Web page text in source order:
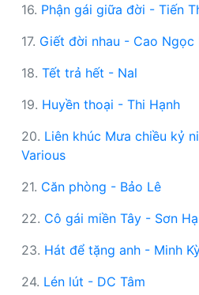
16. Phận gái giữa đời - Tiến
17. Giết đời nhau - Cao Ngọc
18. Tết trả hết - Nal
19. Huyền thoại - Thi Hạnh
20. Liên khúc Mưa chiều kỷ
Various
21. Căn phòng - Bảo Lê
22. Cô gái miền Tây - Sơn Hạ
23. Hát để tặng anh - Minh
24. Lén lút - DC Tâm